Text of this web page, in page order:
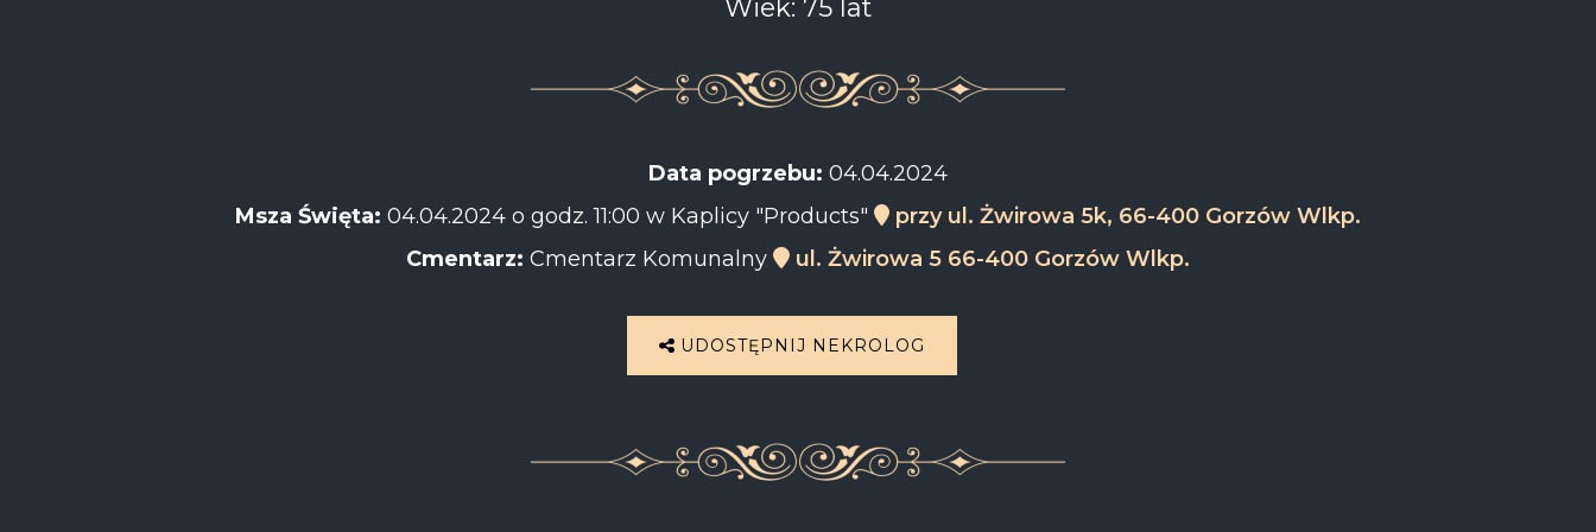
Wiek: 75 lat
Data pogrzebu: 04.04.2024
Msza Święta: 04.04.2024 o godz. 11:00 w Kaplicy "Products"
przy ul. Żwirowa 5k, 66-400 Gorzów Wlkp.
Cmentarz: Cmentarz Komunalny ul. Żwirowa 5 66-400 Gorzów Wlkp.
UDOSTĘPNIJ NEKROLOG